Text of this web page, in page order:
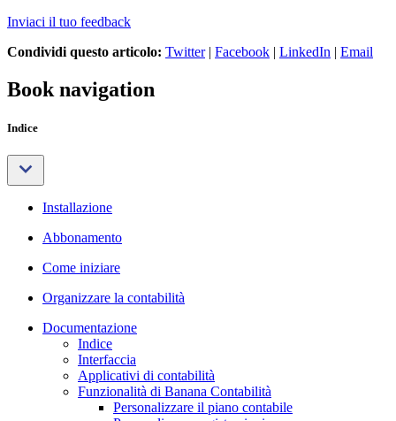
Inviaci il tuo feedback
Condividi questo articolo: Twitter| Facebook | LinkedIn | Email
Book navigation
Indice
Installazione
Abbonamento
Come iniziare
Organizzare la contabilità
Documentazione
Indice
Interfaccia
Applicativi di contabilità
Funzionalità di Banana Contabilità
Personalizzare il piano contabile